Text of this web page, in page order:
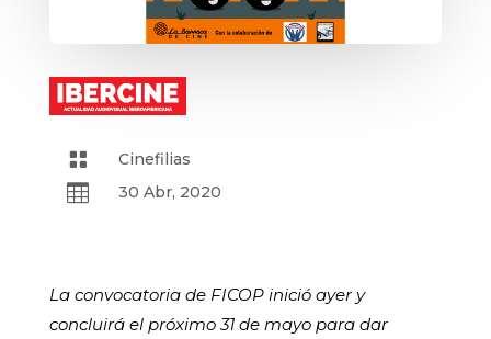
 Cinefilias
 30 Abr, 2020
La convocatoria de FICOP inició ayer y
concluirá el próximo 31 de mayo para dar